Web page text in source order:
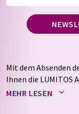
Mit dem Absenden
Ihnen die LUMITOS
Newsletter per E-
MEHR LESEN